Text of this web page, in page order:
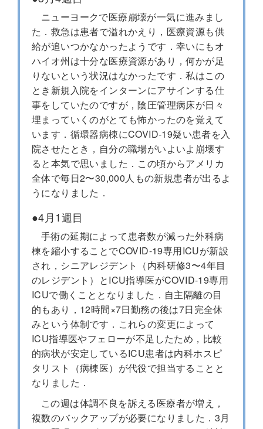
ニューヨークで医療崩壊が一気に進みまし
た．救急は患者で溢れかえり，医療資源も供
給が追いつかなかったようです．幸いにもオ
ハイオ州は十分な医療資源があり，何かが足
りないという状況はなかったです．私はこの
とき新規入院をインターンにアサインする仕
事をしていたのですが，陰圧管理病床が日々
埋まっていくのがとても怖かったのを覚えて
います．循環器病棟にCOVID-19疑い患者を入
院させたとき，自分の職場がいよいよ崩壊す
ると本気で思いました．この頃からアメリカ
全体で毎日2〜30,000人もの新規患者が出るよ
うになりました．
●4月1週目
手術の延期によって患者数が減った外科病
棟を縮小することでCOVID-19専用ICUが新設
され，シニアレジデント（内科研修3〜4年目
のレジデント）とICU指導医がCOVID-19専用
ICUで働くこととなりました．自主隔離の目
的もあり，12時間×7日勤務の後は7日完全休
みという体制です．これらの変更によって
ICU指導医やフェローが不足したため，比較
的病状が安定しているICU患者は内科ホスピ
タリスト（病棟医）が代役で担当することと
なりました．
この週は体調不良を訴える医療者が増え，
複数のバックアップが必要になりました．3月